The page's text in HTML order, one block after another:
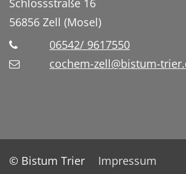
Schlossstraße 16
56856 Zell (Mosel)
06542/ 9617550
cochem-zell@bistum-
© Bistum Trier
Impressum